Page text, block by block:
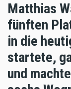
Matthias
fünften
in die
startete,
und